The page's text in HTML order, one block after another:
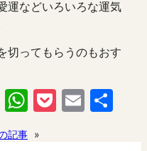
運などいろいろな運気
切ってもらうのもおす
Messenger
WhatsApp
Pocket
Email
記事 »